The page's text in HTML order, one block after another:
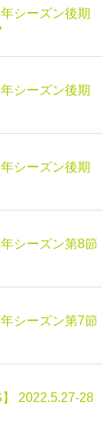
シーズン後期
シーズン後期
シーズン後期
シーズン第8節
シーズン第7節
】 2022.5.27-28